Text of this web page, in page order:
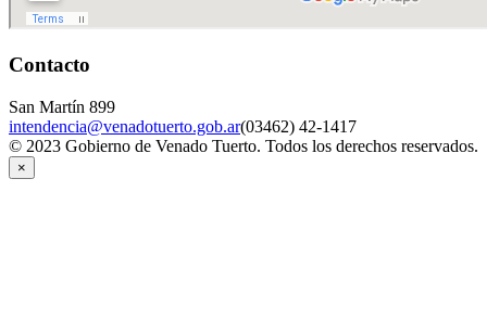
Contacto
San Martín 899
intendencia@venadotuerto.gob.ar(03462) 42-1417
© 2023 Gobierno de Venado Tuerto. Todos los derechos reservados.
×